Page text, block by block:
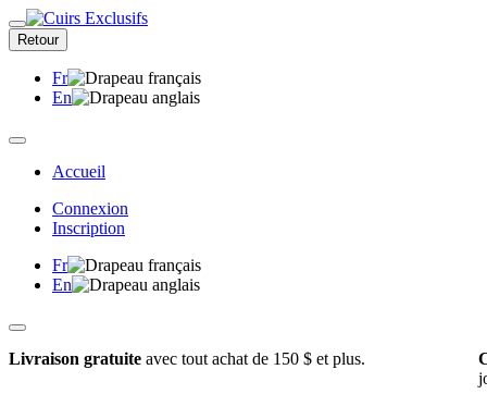
Retour
Fr
En
Accueil
Connexion
Inscription
Fr
En
Livraison gratuite avec tout achat de 150 $ et plus.